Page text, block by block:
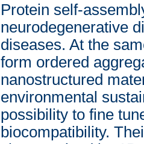
Protein self-
neurodegenerative
diseases. At the
form ordered
nanostructured
environmental
possibility to fine
biocompatibility.